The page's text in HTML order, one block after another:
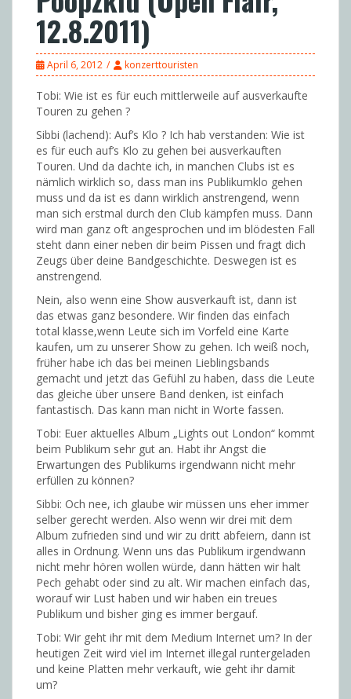
12.8.2011)
April 6, 2012 konzerttouristen
Tobi: Wie ist es für euch mittlerweile auf ausverkaufte
Touren zu gehen ?
Sibbi (lachend): Auf’s Klo ? Ich hab verstanden: Wie ist
es für euch auf’s Klo zu gehen bei ausverkauften
Touren. Und da dachte ich, in manchen Clubs ist es
nämlich wirklich so, dass man ins Publikumklo gehen
muss und da ist es dann wirklich anstrengend, wenn
man sich erstmal durch den Club kämpfen muss. Dann
wird man ganz oft angesprochen und im blödesten Fall
steht dann einer neben dir beim Pissen und fragt dich
Zeugs über deine Bandgeschichte. Deswegen ist es
anstrengend.
Nein, also wenn eine Show ausverkauft ist, dann ist
das etwas ganz besondere. Wir finden das einfach
total klasse,wenn Leute sich im Vorfeld eine Karte
kaufen, um zu unserer Show zu gehen. Ich weiß noch,
früher habe ich das bei meinen Lieblingsbands
gemacht und jetzt das Gefühl zu haben, dass die Leute
das gleiche über unsere Band denken, ist einfach
fantastisch. Das kann man nicht in Worte fassen.
Tobi: Euer aktuelles Album „Lights out London“ kommt
beim Publikum sehr gut an. Habt ihr Angst die
Erwartungen des Publikums irgendwann nicht mehr
erfüllen zu können?
Sibbi: Och nee, ich glaube wir müssen uns eher immer
selber gerecht werden. Also wenn wir drei mit dem
Album zufrieden sind und wir zu dritt abfeiern, dann ist
alles in Ordnung. Wenn uns das Publikum irgendwann
nicht mehr hören wollen würde, dann hätten wir halt
Pech gehabt oder sind zu alt. Wir machen einfach das,
worauf wir Lust haben und wir haben ein treues
Publikum und bisher ging es immer bergauf.
Tobi: Wir geht ihr mit dem Medium Internet um? In der
heutigen Zeit wird viel im Internet illegal runtergeladen
und keine Platten mehr verkauft, wie geht ihr damit
um?